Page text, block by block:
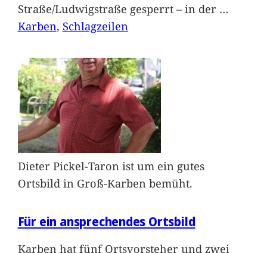
Straße/Ludwigstraße gesperrt – in der …
Karben, Schlagzeilen
Dieter Pickel-Taron ist um ein gutes
Ortsbild in Groß-Karben bemüht.
Für ein ansprechendes Ortsbild
Karben hat fünf Ortsvorsteher und zwei